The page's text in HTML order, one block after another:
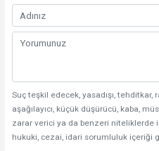
Suç teşkil edecek, yasadışı,
aşağılayıcı, küçük düşürücü, kaba,
zarar verici ya da benzeri niteliklerde
hukuki, cezai, idari sorumluluk içeriği